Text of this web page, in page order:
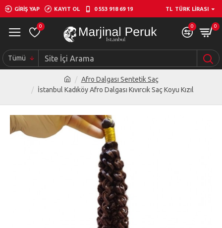
GIRIŞ YAP KAYIT OL 0 553 918 69 19 TL TÜRK LIRASI
0 0 0
Tümü
Afro Dalgası Sentetik Saç
İstanbul Kadıköy Afro Dalgası Kıvırcık Saç Koyu Kızıl